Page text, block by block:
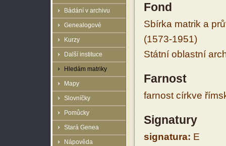
Bádání v archivu
Genealogové
Kurzy
Další instituce
Hledám matriky
Mapy
Slovníčky
Pomůcky
Stará Genea
Nápověda
Fond
Sbírka matrik a
(1573-1951)
Státní oblastní
Farnost
farnost církve
Signatury
signatura: E